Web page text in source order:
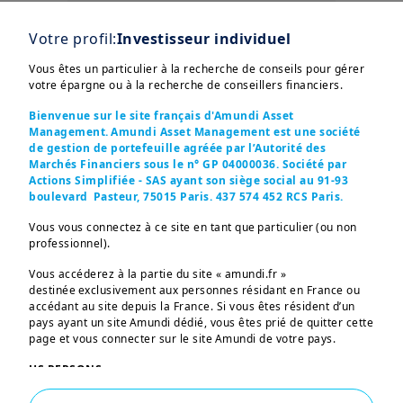
Votre profil:Investisseur individuel
Vous êtes un particulier à la recherche de conseils pour gérer
votre épargne ou à la recherche de conseillers financiers.
Bienvenue sur le site français d'Amundi Asset
Management. Amundi Asset Management est une société
de gestion de portefeuille agréée par l’Autorité des
Marchés Financiers sous le n° GP 04000036. Société par
Actions Simplifiée - SAS ayant son siège social au 91-93
boulevard Pasteur, 75015 Paris. 437 574 452 RCS Paris.
Vous vous connectez à ce site en tant que particulier (ou non
professionnel).
Vous accéderez à la partie du site « amundi.fr »
destinée exclusivement aux personnes résidant en France ou
accédant au site depuis la France. Si vous êtes résident d’un
pays ayant un site Amundi dédié, vous êtes prié de quitter cette
page et vous connecter sur le site Amundi de votre pays.
US PERSONS:
international, principalement
tirer parti des enjeux
environnementaux et de la
transition climatique à long
terme.